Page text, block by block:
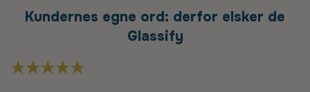
Kundernes egne ord: derfor elsker de
Glassify